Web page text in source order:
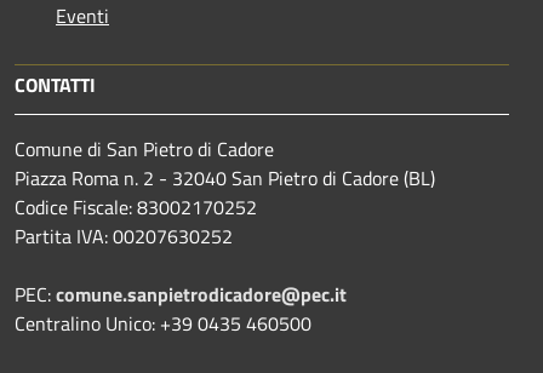
Eventi
CONTATTI
Comune di San Pietro di Cadore
Piazza Roma n. 2 - 32040 San Pietro di Cadore (BL)
Codice Fiscale: 83002170252
Partita IVA: 00207630252
PEC:comune.sanpietrodicadore@pec.it
Centralino Unico: +39 0435 460500